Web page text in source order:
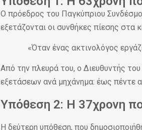
Ο πρόεδρος του Παγκύπριου
εξετάζονται οι συνθήκες πίεσης
«Όταν ένας ακτινολόγος
Από την πλευρά του, ο Διευθυντής
εξετάσεων ανά μηχάνημα: έως πέντε
Υπόθεση 2: Η 37χρονη
Η δεύτερη υπόθεση, που